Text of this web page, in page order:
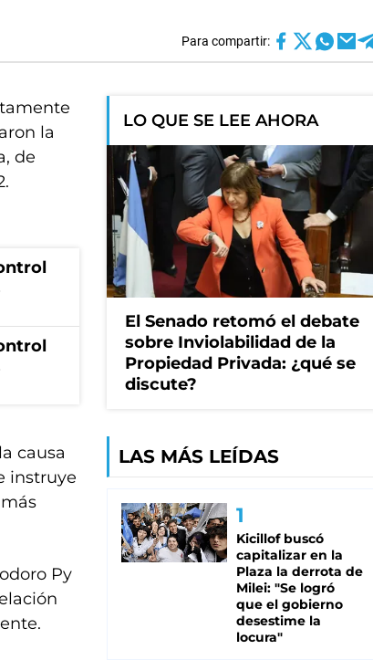
Para compartir:
la
de
causa
instruye
Py
LO QUE SE LEE AHORA
El Senado retomó el debate
sobre Inviolabilidad de la
Propiedad Privada: ¿qué se
discute?
LAS MÁS LEÍDAS
Kicillof buscó
capitalizar en la
Plaza la derrota de
Milei: "Se logró
que el gobierno
desestime la
locura"